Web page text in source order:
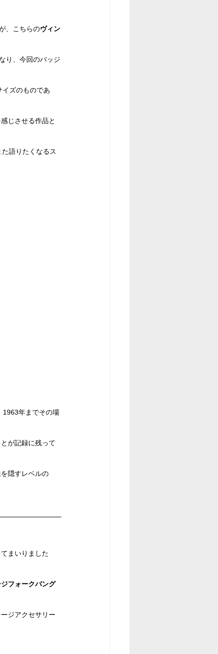
、こちらのヴィン
り、今回のバッジ
ズのものであ
じさせる作品と
語りたくなるス
1963年までその場
が記録に残って
を隠すレベルの
まいりました
フォークバング
ジアクセサリー